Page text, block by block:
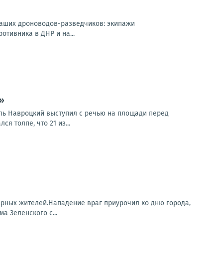
дроноводов-разведчиков: экипажи
в ДНР и на...
Навроцкий выступил с речью на площади перед
толпе, что 21 из...
жителей.Нападение враг приурочил ко дню города,
Зеленского с...